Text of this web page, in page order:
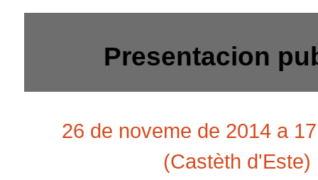
Presentacion
26 de noveme de 2014 a
(Castèth d'Este)